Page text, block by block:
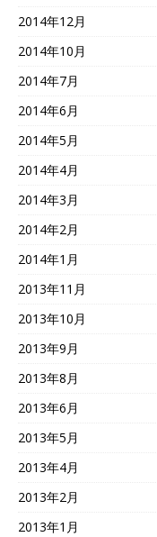
2014年12月
2014年10月
2014年7月
2014年6月
2014年5月
2014年4月
2014年3月
2014年2月
2014年1月
2013年11月
2013年10月
2013年9月
2013年8月
2013年6月
2013年5月
2013年4月
2013年2月
2013年1月